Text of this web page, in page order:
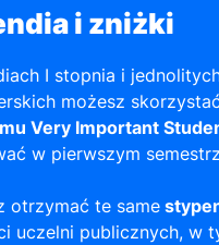
i zniżki
I stopnia i
możesz
Very Important
w pierwszym
otrzymać te same
uczelni publicznych, w